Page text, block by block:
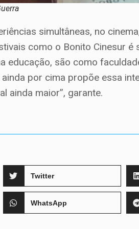
simultâneas, no
como o Bonito Cinesur
educação, são como
por cima propõe essa
ainda maior”, garante.
Twitter
WhatsApp